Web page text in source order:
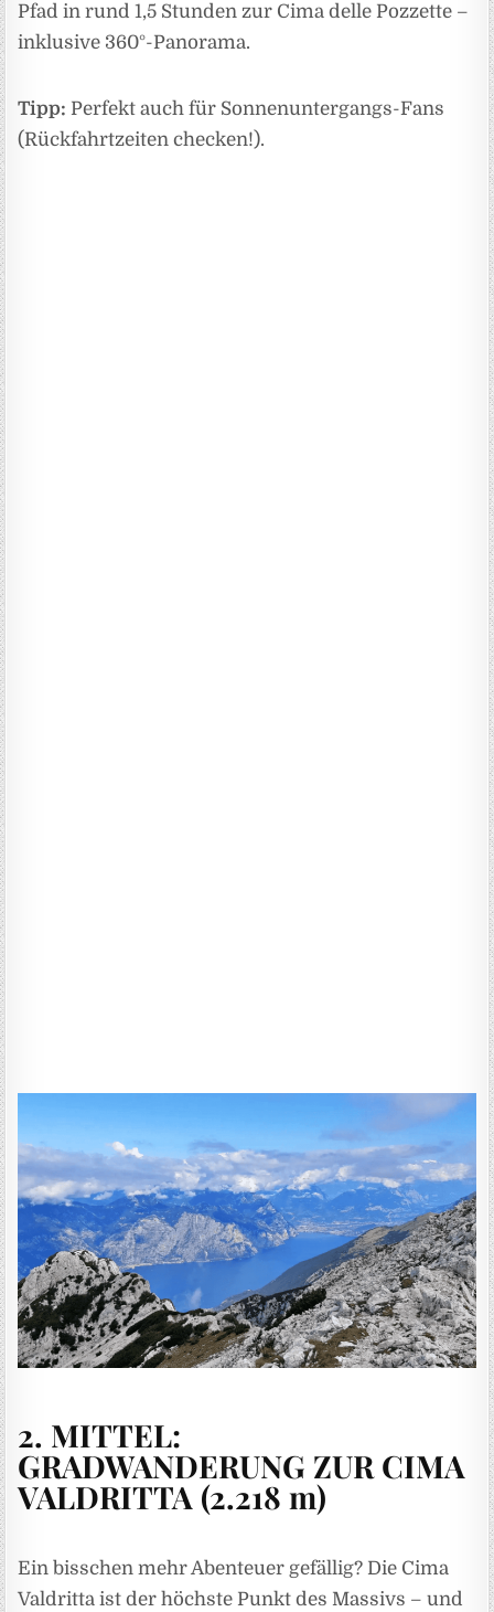
Pfad in rund 1,5 Stunden zur Cima delle Pozzette –
inklusive 360°-Panorama.
Tipp: Perfekt auch für Sonnenuntergangs-Fans
(Rückfahrtzeiten checken!).
2. MITTEL:
GRADWANDERUNG ZUR CIMA
VALDRITTA (2.218 m)
Ein bisschen mehr Abenteuer gefällig? Die Cima
Valdritta ist der höchste Punkt des Massivs – und